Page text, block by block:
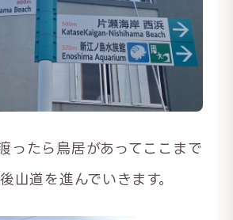
ったら鳥居があってここまで
山道を進んでいきます。